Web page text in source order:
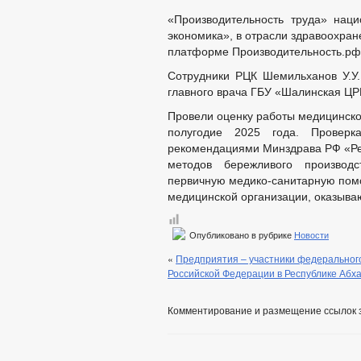
РЕШЕНИЯ
АДМИНИСТРАТИВНЫЕ РЕГЛАМЕНТЫ
БЮДЖЕТ ПО ГОДАМ
ОТЧЕТ ОБ ИСПОЛНЕНИИ
БЛАНКИ,
ПРИЕМ ГРАЖДАН
ОБРАЩЕНИЕ К
ОБЗОРЫ
РЕГЛАМЕНТ
«Производительность труда»
экономика», в отрасли
платформе
Сотрудники РЦК Шемильханов
главного врача ГБУ «Шалинская
Провели оценку работы
полугодие 2025 года.
рекомендациями Минздрава РФ
методов бережливого
первичную медико-санитарную
медицинской организации,
Опубликовано в рубрике Новости
« Предприятия – участники
Российской Федерации в Республике
Комментирование и размещение ссылок